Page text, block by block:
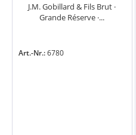
J.M. Gobillard & Fils Brut ·
Grande Réserve ·...
Art.-Nr.:6780